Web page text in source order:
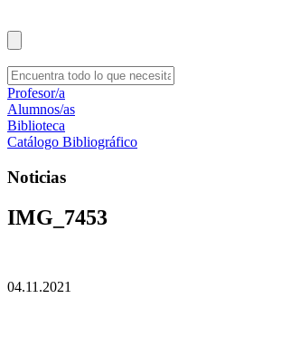
Profesor/a
Alumnos/as
Biblioteca
Catálogo Bibliográfico
Noticias
IMG_7453
04.11.2021